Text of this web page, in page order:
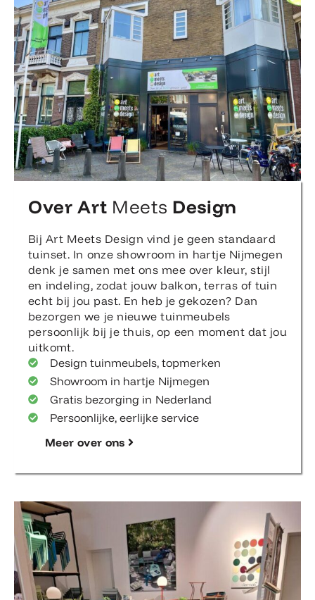
Over Art Meets Design
Bij Art Meets Design vind je geen standaard
tuinset. In onze showroom in hartje Nijmegen
denk je samen met ons mee over kleur, stijl
en indeling, zodat jouw balkon, terras of tuin
echt bij jou past. En heb je gekozen? Dan
bezorgen we je nieuwe tuinmeubels
persoonlijk bij je thuis, op een moment dat jou
uitkomt.
Design tuinmeubels, topmerken
Showroom in hartje Nijmegen
Gratis bezorging in Nederland
Persoonlijke, eerlijke service
Meer over ons